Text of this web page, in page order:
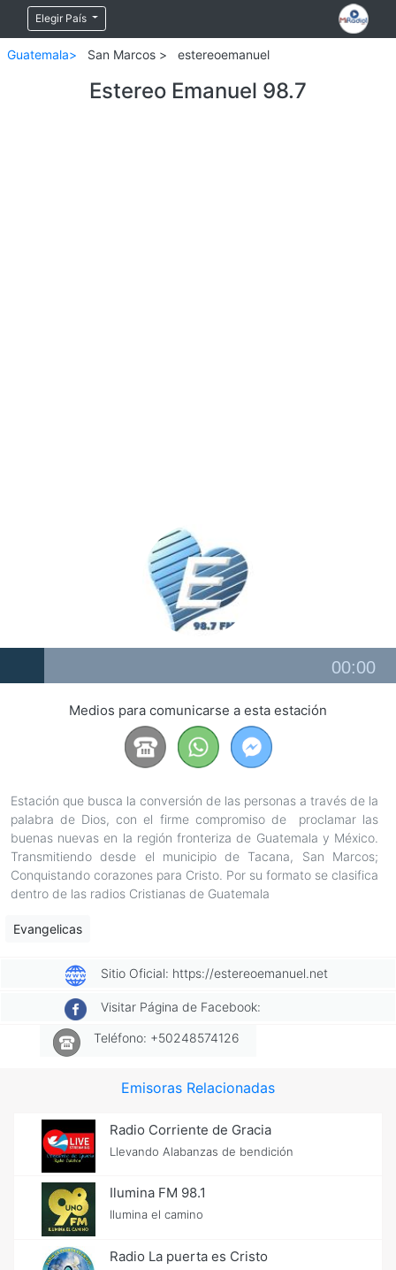
Elegir País
Guatemala> San Marcos > estereoemanuel
Estereo Emanuel 98.7
Player
00:00
Medios para comunicarse a esta estación
Estación que busca la conversión de las personas a través de la
palabra de Dios, con el firme compromiso de proclamar las
buenas nuevas en la región fronteriza de Guatemala y México.
Transmitiendo desde el municipio de Tacana, San Marcos;
Conquistando corazones para Cristo. Por su formato se clasifica
dentro de las radios Cristianas de Guatemala
Evangelicas
Sitio Oficial: https://estereoemanuel.net
Visitar Página de Facebook:
Teléfono: +50248574126
Emisoras Relacionadas
Radio Corriente de Gracia
Llevando Alabanzas de bendición
Ilumina FM 98.1
Ilumina el camino
Radio La puerta es Cristo